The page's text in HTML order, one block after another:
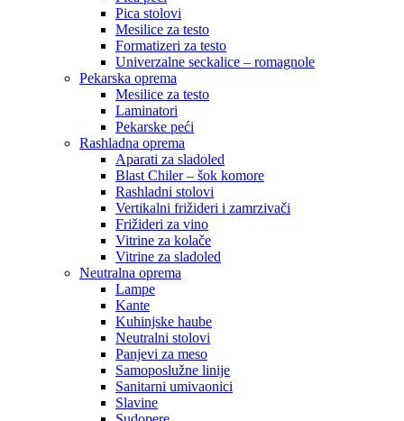
Pica stolovi
Mesilice za testo
Formatizeri za testo
Univerzalne seckalice – romagnole
Pekarska oprema
Mesilice za testo
Laminatori
Pekarske peći
Rashladna oprema
Aparati za sladoled
Blast Chiler – šok komore
Rashladni stolovi
Vertikalni frižideri i zamrzivači
Frižideri za vino
Vitrine za kolače
Vitrine za sladoled
Neutralna oprema
Lampe
Kante
Kuhinjske haube
Neutralni stolovi
Panjevi za meso
Samoposlužne linije
Sanitarni umivaonici
Slavine